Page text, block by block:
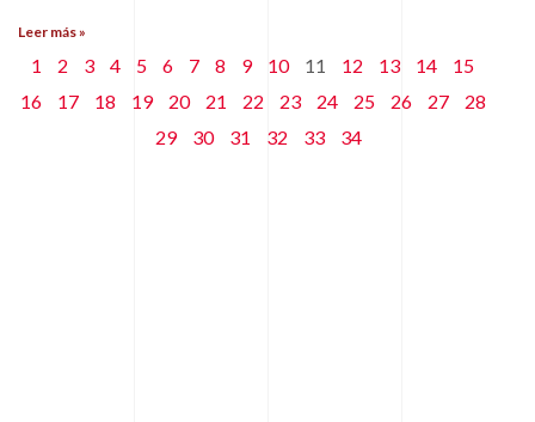
Leer más »
1 2 3 4 5 6 7 8 9 10 11 12 13 14
15
16
17 18 19 20 21 22 23 24 25 26 27
28
29
30 31 32 33 34